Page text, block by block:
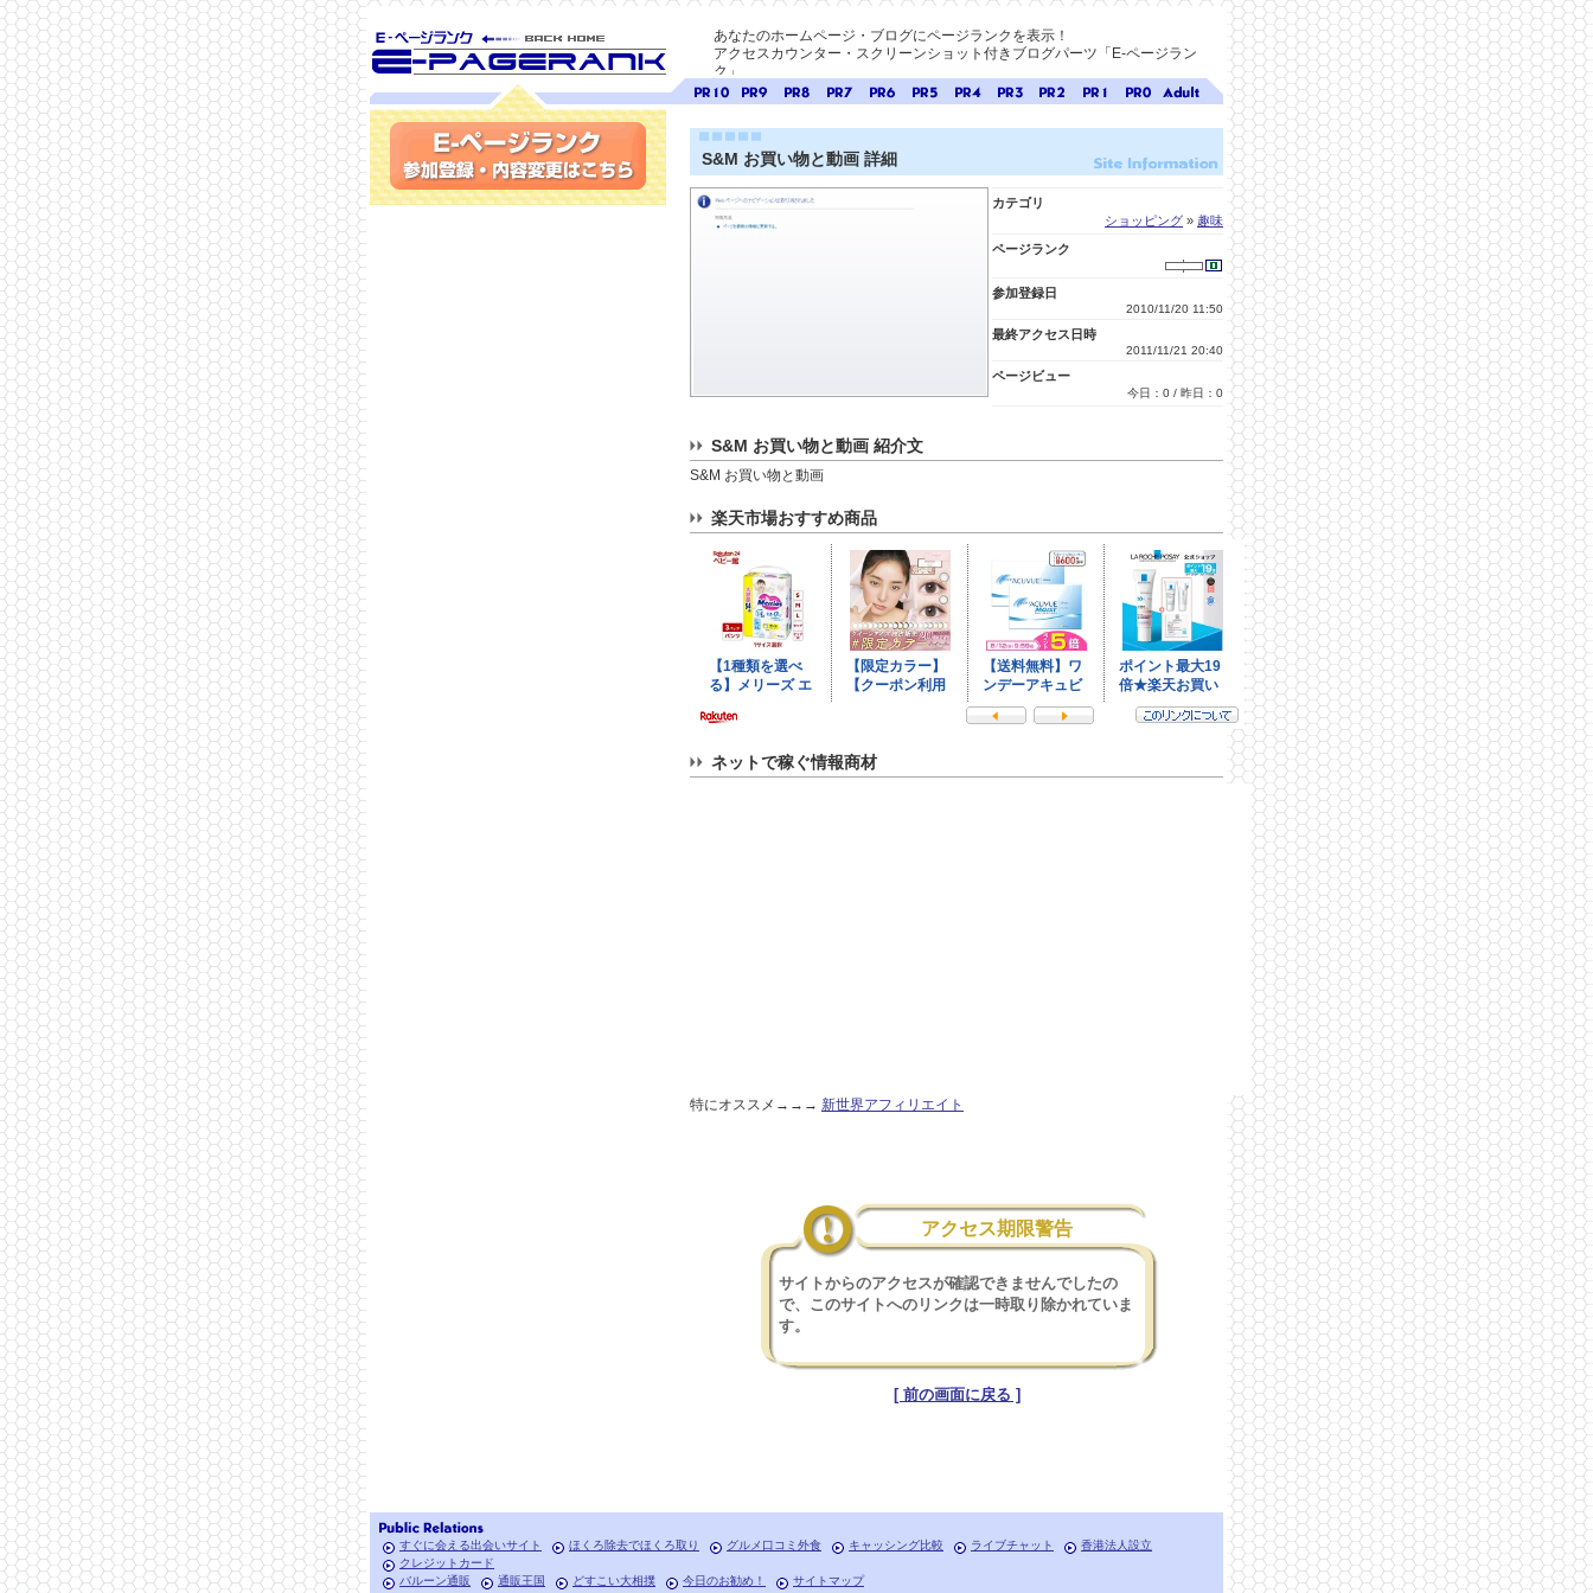
SEO対策に E-ページ
ランク
あなたのホームページ・ブログにページランクを表示！
アクセスカウンター・スクリーンショット付きブログパーツ「E-ページラン
ク」
ランク
10
ランク
9
ランクランクランクランクランクランクランクランクランクダルト
検索
A-ペー
S&M お買い物と動画 詳細
カテゴリ
ショッピング » 趣味
ページランク
参加登録日
2010/11/20 11:50
最終アクセス日時
2011/11/21 20:40
ページビュー
今日：0 / 昨日：0
S&M お買い物と動画 紹介文
S&M お買い物と動画
楽天市場おすすめ商品
ネットで稼ぐ情報商材
特にオススメ→→→ 新世界アフィリエイト
アクセス期限警告
サイトからのアクセスが確認できませんでしたの
で、このサイトへのリンクは一時取り除かれていま
す。
[ 前の画面に戻る ]
参加登録(無料)・内容変更
すぐに会える出会いサイト ほくろ除去でほくろ取り グルメ口コミ外食 キャッシング比較 ライブチャット
香港法人設立
クレジットカード
バルーン通販
通販王国 どすこい大相撲 今日のお勧め！ サイトマップ